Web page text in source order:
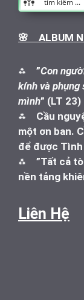
🌸 ALBUM
⁂ ”Con
kính và phụng
mình” (LT 23)
⁂ Cầu
một ơn ban.
để được Tình
⁂ ”Tất cả
nền tảng
Liên Hệ